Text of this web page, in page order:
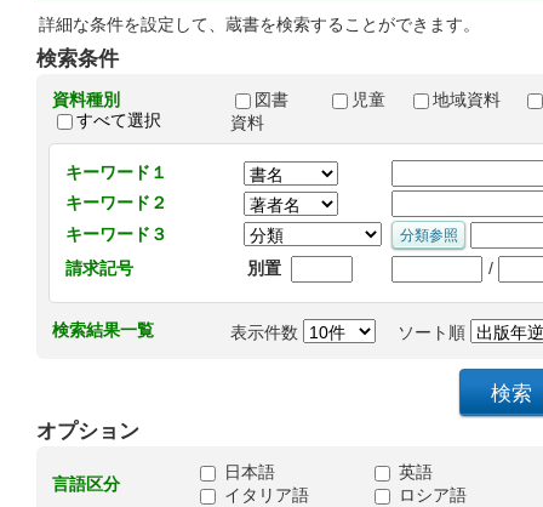
詳細な条件を設定して、蔵書を検索することができます。
検索条件
資料種別
すべて選択
図書 児童
地域資料
資料
キーワード１
キーワード２
キーワード３
請求記号
別置 /
検索結果一覧 表示件数 ソート順
オプション
言語区分
日本語
英語
イタリア語
ロシア語